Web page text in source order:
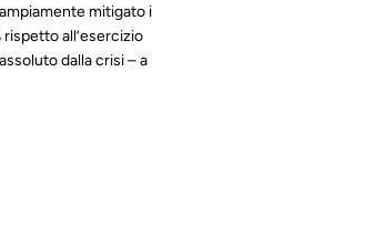
mitigato i
rispetto all’esercizio
dalla crisi – a